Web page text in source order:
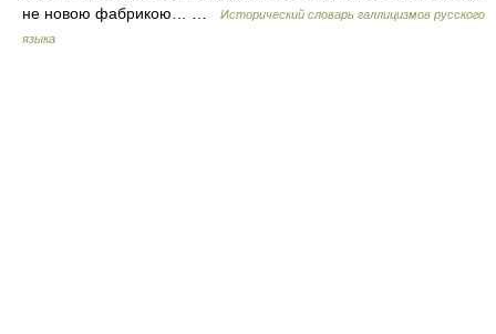
не новою фабрикою… …
Исторический словарь галлицизмов русского
языка